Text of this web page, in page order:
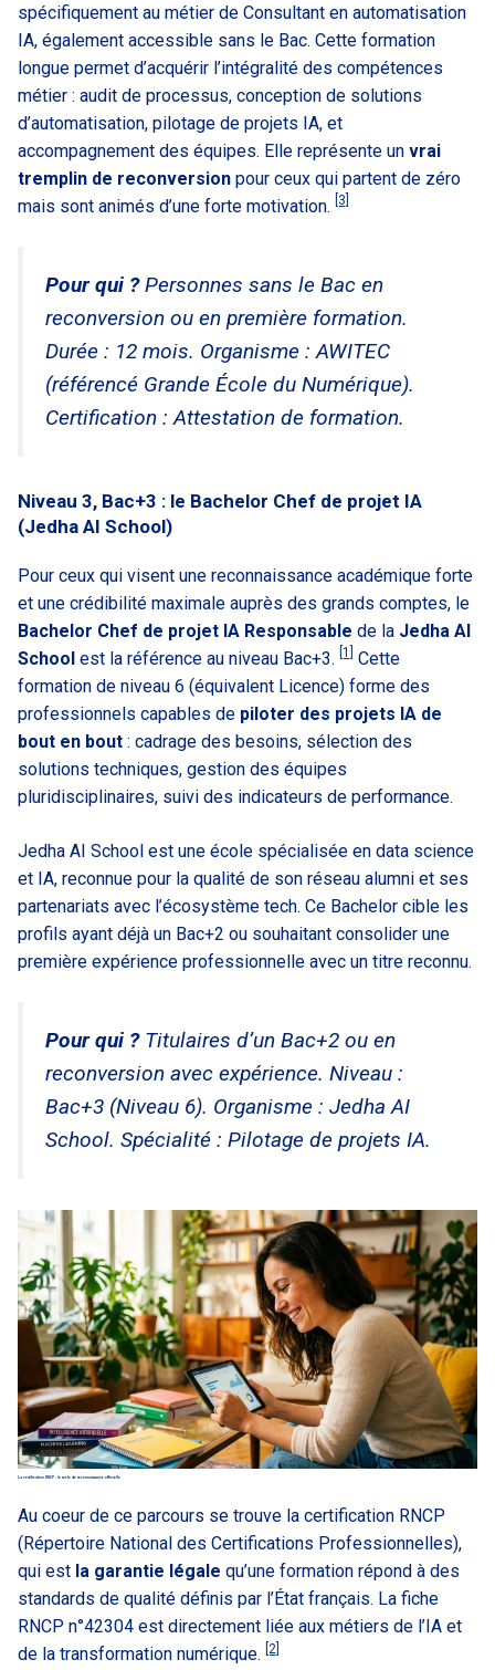
spécifiquement au métier de Consultant en automatisation
IA, également accessible sans le Bac. Cette formation
longue permet d’acquérir l’intégralité des compétences
métier : audit de processus, conception de solutions
d’automatisation, pilotage de projets IA, et
accompagnement des équipes. Elle représente un vrai
tremplin de reconversion pour ceux qui partent de zéro
mais sont animés d’une forte motivation.
[3]
Pour qui ?Personnes sans le Bac en
reconversion ou en première formation.
Durée : 12 mois. Organisme : AWITEC
(référencé Grande École du Numérique).
Certification : Attestation de formation.
Niveau 3, Bac+3 : le Bachelor Chef de projet IA
(Jedha AI School)
Pour ceux qui visent une reconnaissance académique forte
et une crédibilité maximale auprès des grands comptes, le
Bachelor Chef de projet IA Responsable de la Jedha AI
School est la référence au niveau Bac+3. [1]
Cette
formation de niveau 6 (équivalent Licence) forme des
professionnels capables de piloter des projets IA de
bout en bout : cadrage des besoins, sélection des
solutions techniques, gestion des équipes
pluridisciplinaires, suivi des indicateurs de performance.
Jedha AI School est une école spécialisée en data science
et IA, reconnue pour la qualité de son réseau alumni et ses
partenariats avec l’écosystème tech. Ce Bachelor cible les
profils ayant déjà un Bac+2 ou souhaitant consolider une
première expérience professionnelle avec un titre reconnu.
Pour qui ?Titulaires d’un Bac+2 ou en
reconversion avec expérience. Niveau :
Bac+3 (Niveau 6). Organisme : Jedha AI
School. Spécialité : Pilotage de projets IA.
La certification RNCP : le socle de reconnaissance officielle
Au coeur de ce parcours se trouve la certification RNCP
(Répertoire National des Certifications Professionnelles),
qui est la garantie légale qu’une formation répond à des
standards de qualité définis par l’État français. La fiche
RNCP n°42304 est directement liée aux métiers de l’IA et
de la transformation numérique. [2]